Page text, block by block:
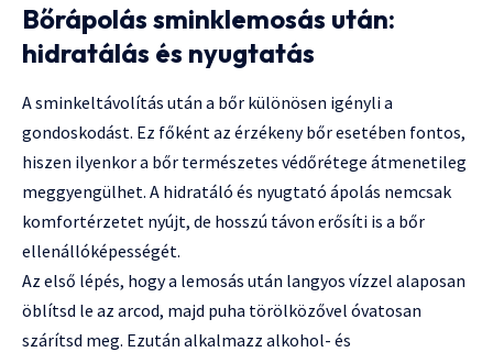
Bőrápolás sminklemosás után:
hidratálás és nyugtatás
A sminkeltávolítás után a bőr különösen igényli a
gondoskodást. Ez főként az érzékeny bőr esetében fontos,
hiszen ilyenkor a bőr természetes védőrétege átmenetileg
meggyengülhet. A hidratáló és nyugtató ápolás nemcsak
komfortérzetet nyújt, de hosszú távon erősíti is a bőr
ellenállóképességét.
Az első lépés, hogy a lemosás után langyos vízzel alaposan
öblítsd le az arcod, majd puha törölközővel óvatosan
szárítsd meg. Ezután alkalmazz alkohol- és